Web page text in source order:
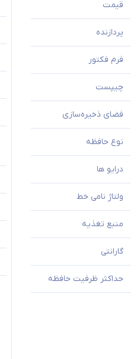
قیمت
پردازنده
فرم فکتور
چیپست
فضای ذخیره‌سازی
نوع حافظه
درایو ها
ولتاژ نامی خط
منبع تغذیه
گارانتی
حداکثر ظرفیت حافظه